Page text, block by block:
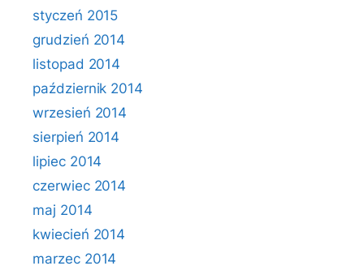
styczeń 2015
grudzień 2014
listopad 2014
październik 2014
wrzesień 2014
sierpień 2014
lipiec 2014
czerwiec 2014
maj 2014
kwiecień 2014
marzec 2014